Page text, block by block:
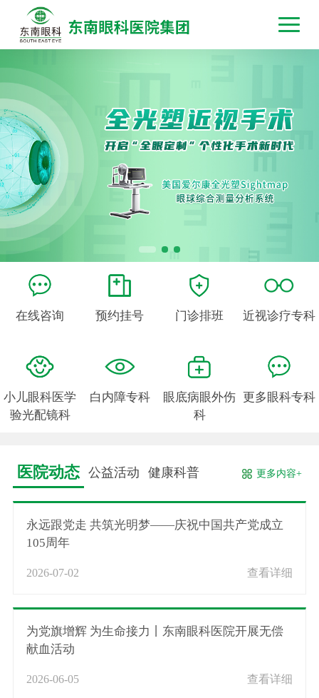
在线咨询 预约挂号 门诊排班 近视诊疗专科
小儿眼科医学
验光配镜科
白内障专科
眼底病眼外伤
科
更多眼科专科
医院动态 公益活动 健康科普 更多内容+
永远跟党走 共筑光明梦——庆祝中国共产党成立
105周年
2026-07-02 查看详细
为党旗增辉 为生命接力丨东南眼科医院开展无偿
献血活动
2026-06-05 查看详细